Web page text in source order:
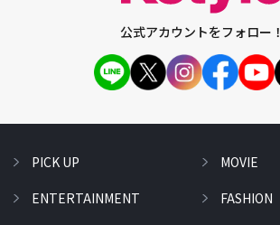
公式アカウントをフォロー！
PICK UP
ENTERTAINMENT
MOVIE
FASHION